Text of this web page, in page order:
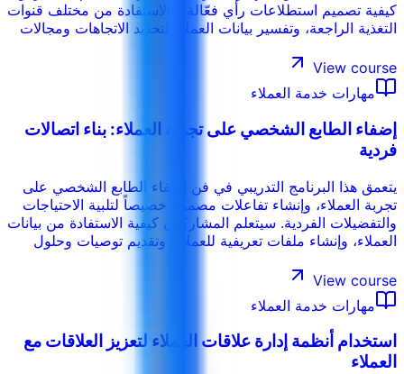
كيفية تصميم استطلاعات رأي فعّالة، والاستفادة من مختلف قنوات
التغذية الراجعة، وتفسير بيانات العملاء لتحديد الاتجاهات ومجالات
مما يضمن ترجمة مدخلات العملاء إلى تحسينات ملموسة في
الخدمة.
View course
مهارات خدمة العملاء
إضفاء الطابع الشخصي على تجربة العملاء: بناء اتصالات
فردية
يتعمق هذا البرنامج التدريبي في فن إضفاء الطابع الشخصي على
تجربة العملاء، وإنشاء تفاعلات مصممة خصيصاً لتلبية الاحتياجات
والتفضيلات الفردية. سيتعلم المشاركون كيفية الاستفادة من بيانات
العملاء، وإنشاء ملفات تعريفية للعملاء، وتقديم توصيات وحلول
الحقيقية مع العملاء.
View course
مهارات خدمة العملاء
استخدام أنظمة إدارة علاقات العملاء لتعزيز العلاقات مع
العملاء